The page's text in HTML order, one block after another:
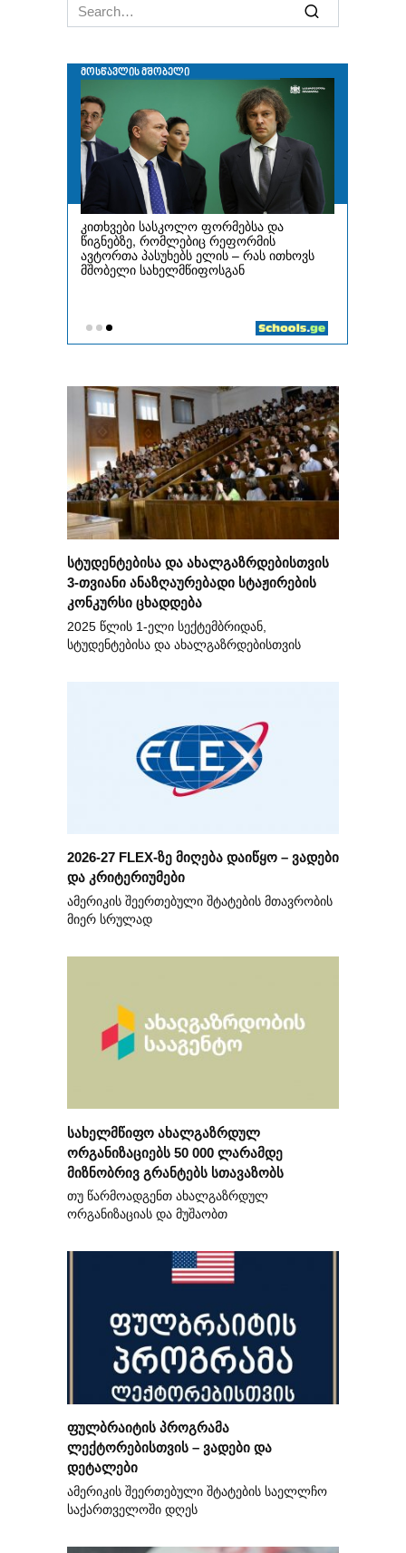
Search
for:
სტუდენტებისა და ახალგაზრდებისთვის
3-თვიანი ანაზღაურებადი სტაჟირების
კონკურსი ცხადდება
2025 წლის 1-ელი სექტემბრიდან,
სტუდენტებისა და ახალგაზრდებისთვის
2026-27 FLEX-ზე მიღება დაიწყო – ვადები
და კრიტერიუმები
ამერიკის შეერთებული შტატების მთავრობის
მიერ სრულად
სახელმწიფო ახალგაზრდულ
ორგანიზაციებს 50 000 ლარამდე
მიზნობრივ გრანტებს სთავაზობს
თუ წარმოადგენთ ახალგაზრდულ
ორგანიზაციას და მუშაობთ
ფულბრაიტის პროგრამა
ლექტორებისთვის – ვადები და
დეტალები
ამერიკის შეერთებული შტატების საელლჩო
საქართველოში დღეს